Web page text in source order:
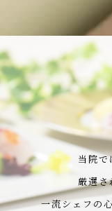
当院
厳選
一流シェフの